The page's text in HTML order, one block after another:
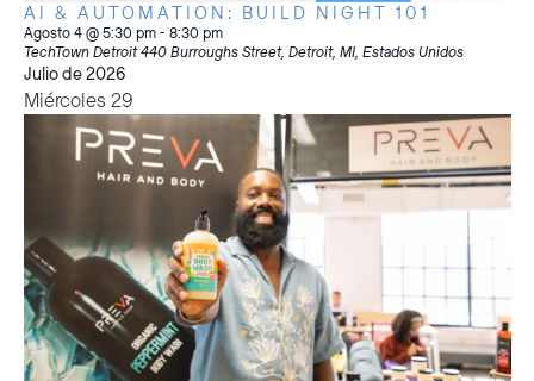
AI & AUTOMATION: BUILD NIGHT 101
Agosto 4 @ 5:30 pm- 8:30 pm
TechTown Detroit 440 Burroughs Street, Detroit, MI, Estados Unidos
Julio de 2026
Miércoles 29